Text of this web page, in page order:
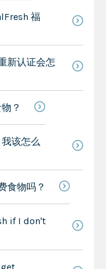
福
新认证会怎
？
该怎么
食物吗？
if I don't